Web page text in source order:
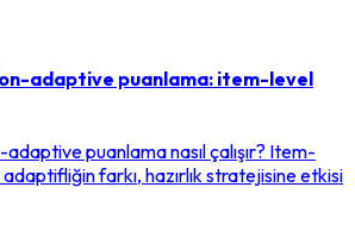
adaptive puanlama: item-level
puanlama nasıl çalışır? Item-
farkı, hazırlık stratejisine etkisi